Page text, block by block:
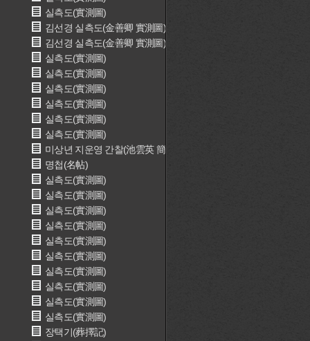
실측도(實測圖)
김선경 실측도(金善卿 實測圖)
김선경 실측도(金善卿 實測圖)
실측도(實測圖)
실측도(實測圖)
실측도(實測圖)
실측도(實測圖)
실측도(實測圖)
실측도(實測圖)
미상년 지운영 간찰(池雲英 簡札)
명첩(名帖)
실측도(實測圖)
실측도(實測圖)
실측도(實測圖)
실측도(實測圖)
실측도(實測圖)
실측도(實測圖)
실측도(實測圖)
실측도(實測圖)
실측도(實測圖)
실측도(實測圖)
장택기(葬擇記)